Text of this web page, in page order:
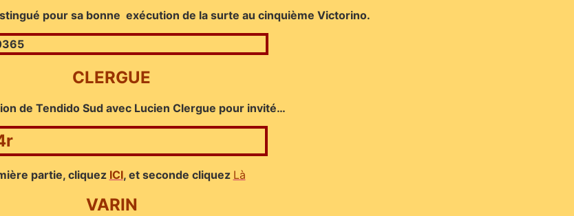
pour sa bonne exécution de la surte au cinquième Victorino.
CLERGUE
de Tendido Sud avec Lucien Clergue pour invité…
partie, cliquez ICI, et seconde cliquez Là
VARIN